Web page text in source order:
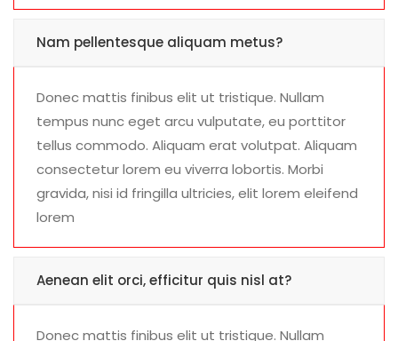
Nam pellentesque aliquam metus?
Donec mattis finibus elit ut tristique. Nullam
tempus nunc eget arcu vulputate, eu porttitor
tellus commodo. Aliquam erat volutpat. Aliquam
consectetur lorem eu viverra lobortis. Morbi
gravida, nisi id fringilla ultricies, elit lorem eleifend
lorem
Aenean elit orci, efficitur quis nisl at?
Donec mattis finibus elit ut tristique. Nullam